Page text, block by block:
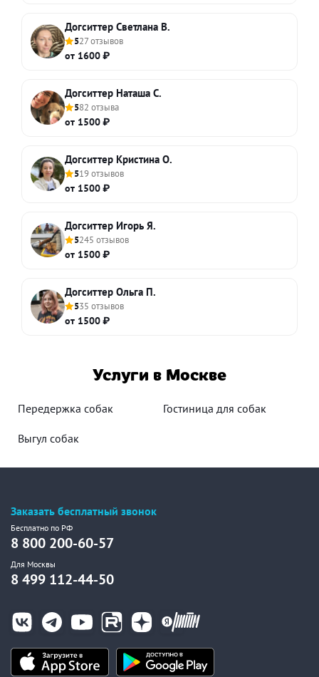
Догситтер Светлана В.
527 отзывов
от 1600 ₽
Догситтер Наташа С.
582 отзыва
от 1500 ₽
Догситтер Кристина О.
519 отзывов
от 1500 ₽
Догситтер Игорь Я.
5245 отзывов
от 1500 ₽
Догситтер Ольга П.
535 отзывов
от 1500 ₽
Услуги в Москве
Передержка собак Гостиница для собак
Выгул собак
Заказать бесплатный звонок
Бесплатно по РФ
8 800 200-60-57
Для Москвы
8 499 112-44-50